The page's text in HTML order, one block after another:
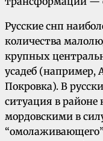
Русские снп
количества
крупных
усадеб (например,
Покровка). В
ситуация в районе
мордовскими в